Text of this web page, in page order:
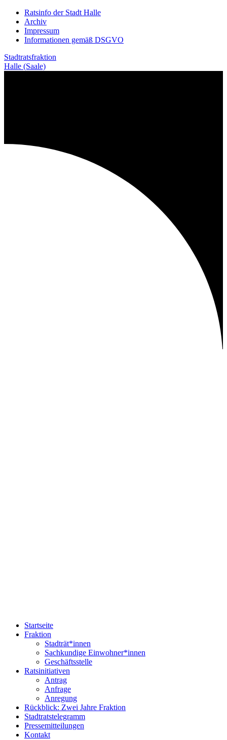
Weiter
zum
Inhalt
Ratsinfo der Stadt Halle
Archiv
Impressum
Informationen gemäß DSGVO
Stadtratsfraktion
Halle (Saale)
Startseite
Fraktion
Stadträt*innen
Sachkundige Einwohner*innen
Geschäftsstelle
Ratsinitiativen
Antrag
Anfrage
Anregung
Rückblick: Zwei Jahre Fraktion
Stadtratstelegramm
Pressemitteilungen
Kontakt